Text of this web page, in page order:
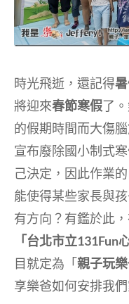
時光飛逝，還記得
將迎來春節寒假了
的假期時間而大傷
宣布廢除國小制式
己決定，因此作業
能使得某些家長與
有方向？有鑑於此
「台北市立131Fun
目就定為「親子玩
享樂爸如何安排我